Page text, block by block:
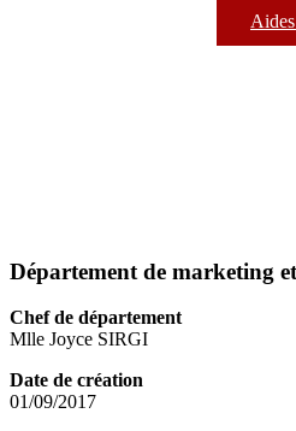
Département de marketing
Chef de département
Mlle Joyce SIRGI
Date de création
01/09/2017